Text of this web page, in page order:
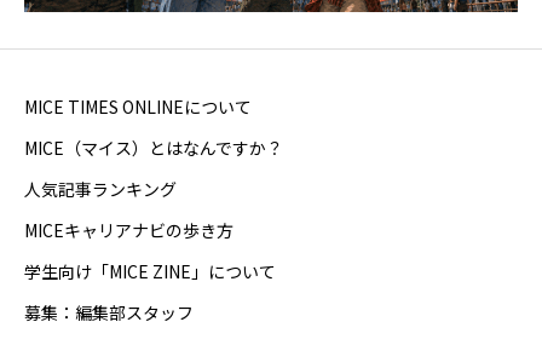
MICE TIMES ONLINEについて
MICE（マイス）とはなんですか？
人気記事ランキング
MICEキャリアナビの歩き方
学生向け「MICE ZINE」について
募集：編集部スタッフ